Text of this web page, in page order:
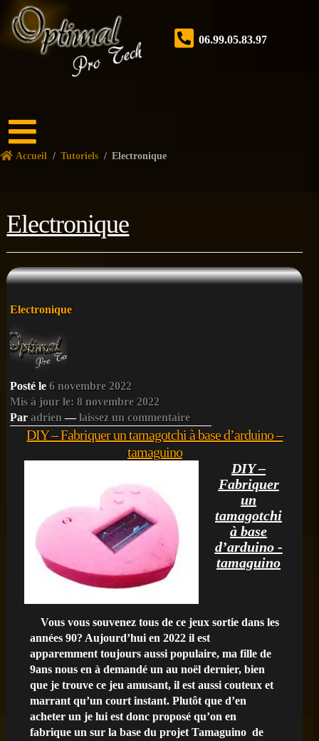
06.99.05.83.97
Accueil
Nos
services
Tutoriels
réalisations
Accueil / Tutoriels / Electronique
Electronique
Posté
Electronique
Posté le6 novembre 2022
Mis à jour le: 8 novembre 2022
Paradrien —laissez un commentaire
DIY – Fabriquer un tamagotchi à base d’arduino –
tamaguino
DIY –
Fabriquer
un
tamagotchi
à base
d’arduino -
tamaguino
Vous vous souvenez tous de ce jeux sortie dans les
années 90? Aujourd’hui en 2022 il est
apparemment toujours aussi populaire, ma fille de
9ans nous en à demandé un au noël dernier, bien
que je trouve ce jeu amusant, il est aussi couteux et
marrant qu’un court instant. Plutôt que d’en
acheter un je lui est donc proposé qu’on en
fabrique un sur la base du projet Tamaguino de